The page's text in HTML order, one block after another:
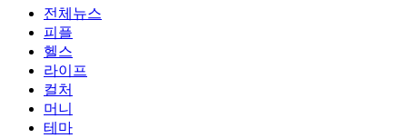
전체뉴스
피플
헬스
라이프
컬처
머니
테마